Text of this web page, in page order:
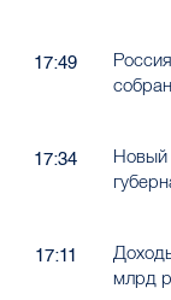
17:49
17:34
Новый
17:11
млрд